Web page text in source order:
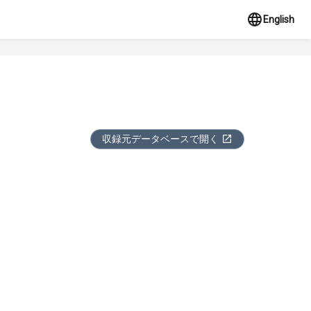
English
収録元データベースで開く